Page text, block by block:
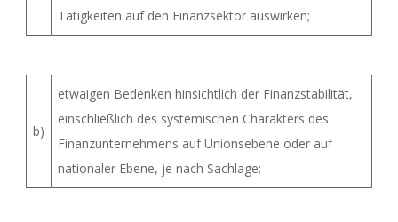
Tätigkeiten auf den Finanzsektor auswirken;
b)
etwaigen Bedenken hinsichtlich der Finanzstabilität,
einschließlich des systemischen Charakters des
Finanzunternehmens auf Unionsebene oder auf
nationaler Ebene, je nach Sachlage;